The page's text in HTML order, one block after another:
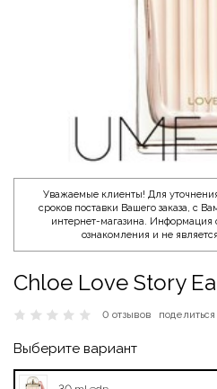
Уважаемые клиенты! Для
сроков поставки Вашего заказа, с
интернет-магазина. Информация
ознакомления и не
Chloe Love Story
0 отзывов поделиться
Выберите вариант